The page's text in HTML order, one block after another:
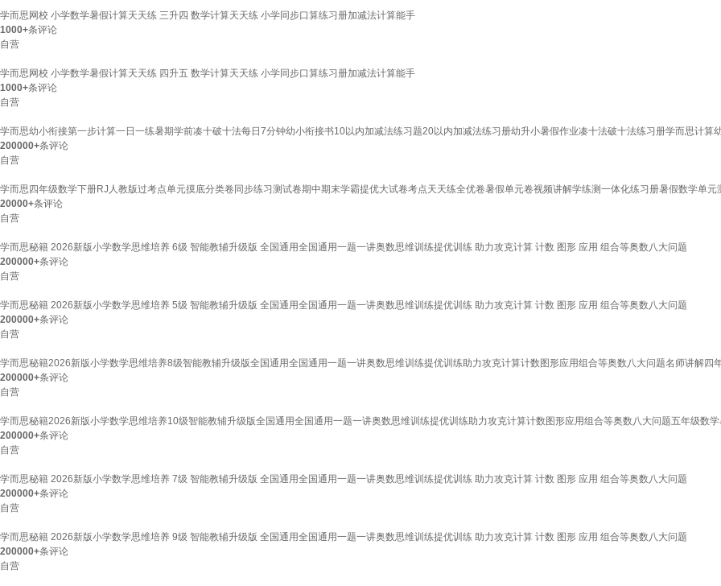
学而思网校 小学数学暑假计算天天练 三升四 数学计算天天练 小学同步口算练习册加减法计算能手
1000+条评论
自营
学而思网校 小学数学暑假计算天天练 四升五 数学计算天天练 小学同步口算练习册加减法计算能手
1000+条评论
自营
学而思幼小衔接第一步计算一日一练暑期学前凑十破十法每日7分钟幼小衔接书10以内加减法练习题20以内加减法练习册幼升小暑假作业凑十法破十法练习册学而思计算
200000+条评论
自营
学而思四年级数学下册RJ人教版过考点单元摸底分类卷同步练习测试卷期中期末学霸提优大试卷考点天天练全优卷暑假单元卷视频讲解学练测一体化练习册暑假数学单
20000+条评论
自营
学而思秘籍 2026新版小学数学思维培养 6级 智能教辅升级版 全国通用全国通用一题一讲奥数思维训练提优训练 助力攻克计算 计数 图形 应用 组合等奥数八大问题
200000+条评论
自营
学而思秘籍 2026新版小学数学思维培养 5级 智能教辅升级版 全国通用全国通用一题一讲奥数思维训练提优训练 助力攻克计算 计数 图形 应用 组合等奥数八大问题
200000+条评论
自营
学而思秘籍2026新版小学数学思维培养8级智能教辅升级版全国通用全国通用一题一讲奥数思维训练提优训练助力攻克计算计数图形应用组合等奥数八大问题名师讲解四
200000+条评论
自营
学而思秘籍2026新版小学数学思维培养10级智能教辅升级版全国通用全国通用一题一讲奥数思维训练提优训练助力攻克计算计数图形应用组合等奥数八大问题五年级数
200000+条评论
自营
学而思秘籍 2026新版小学数学思维培养 7级 智能教辅升级版 全国通用全国通用一题一讲奥数思维训练提优训练 助力攻克计算 计数 图形 应用 组合等奥数八大问题
200000+条评论
自营
学而思秘籍 2026新版小学数学思维培养 9级 智能教辅升级版 全国通用全国通用一题一讲奥数思维训练提优训练 助力攻克计算 计数 图形 应用 组合等奥数八大问题
200000+条评论
自营